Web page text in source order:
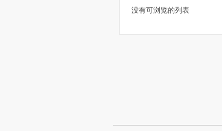
没有可浏览的列表